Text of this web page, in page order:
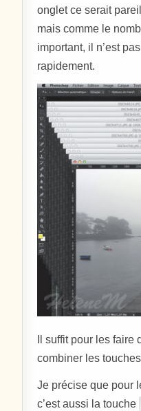
onglet ce serait
mais comme le
important, il n’est
rapidement.
Il suffit pour les
combiner les touches
Je précise que pour
c’est aussi la touche